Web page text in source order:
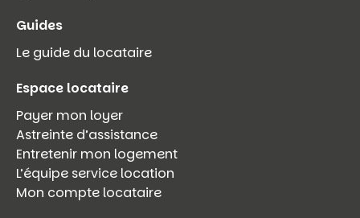
Guides
Le guide du locataire
Espace locataire
Payer mon loyer
Astreinte d’assistance
Entretenir mon logement
L’équipe service location
Mon compte locataire